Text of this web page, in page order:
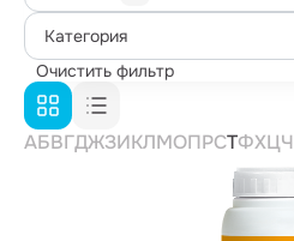
Категория
Очистить фильтр
АБВГДЖЗИКЛМОПРСТФХЦЧ